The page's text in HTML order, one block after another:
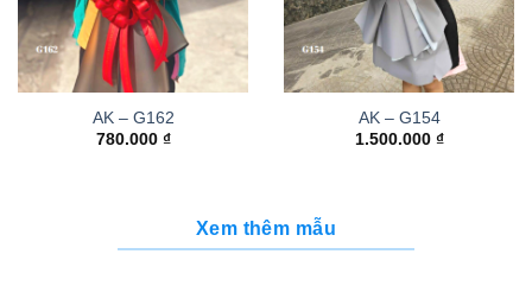
AK – G162
780.000 ₫
AK – G154
1.500.000 ₫
Xem thêm mẫu